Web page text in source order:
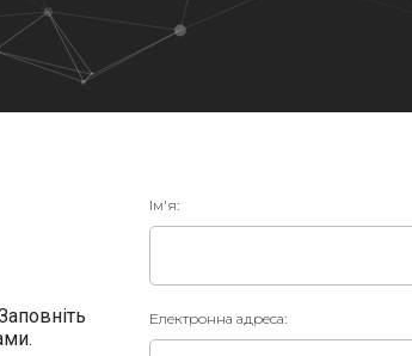
Ім'я:
Електронна адреса: